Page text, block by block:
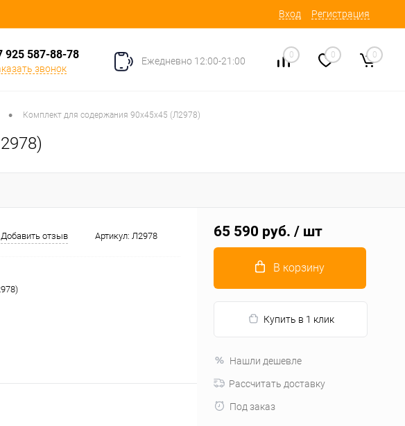
Вход Регистрация
925 587-88-78
звонок
Ежедневно 12:00-21:00
0 0 0
• Комплект для содержания 90х45х45 (Л2978)
Добавить отзыв Артикул: Л2978 65 590 руб. / шт
В корзину
Купить в 1 клик
Нашли дешевле
Рассчитать доставку
Под заказ